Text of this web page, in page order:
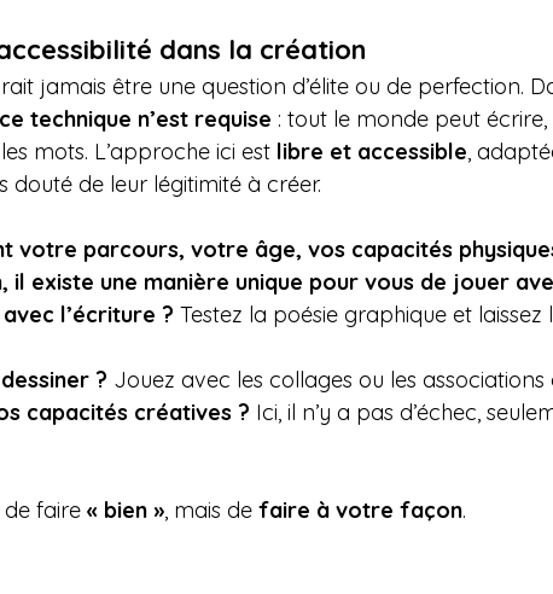
dans la création
jamais être une question d’élite ou de perfection.
technique n’est requise : tout le monde peut
mots. L’approche ici est libre et accessible,
douté de leur légitimité à créer.
votre parcours, votre âge, vos capacités
il existe une manière unique pour vous de jouer
l’écriture ? Testez la poésie graphique et
? Jouez avec les collages ou les associations
capacités créatives ? Ici, il n’y a pas d’échec,
de faire « bien », mais de faire à votre façon.